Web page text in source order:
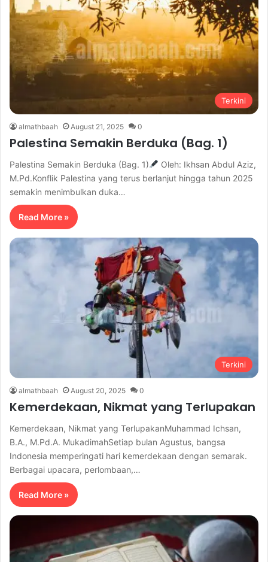
Terkini
almathbaah August 21, 2025 0
Palestina Semakin Berduka (Bag. 1)
Palestina Semakin Berduka (Bag. 1)
Oleh: Ikhsan Abdul Aziz,
M.Pd.Konflik Palestina yang terus berlanjut hingga tahun 2025
semakin menimbulkan duka…
Read More »
Terkini
almathbaah August 20, 2025 0
Kemerdekaan, Nikmat yang Terlupakan
Kemerdekaan, Nikmat yang TerlupakanMuhammad Ichsan,
B.A., M.Pd.A. MukadimahSetiap bulan Agustus, bangsa
Indonesia memperingati hari kemerdekaan dengan semarak.
Berbagai upacara, perlombaan,…
Read More »